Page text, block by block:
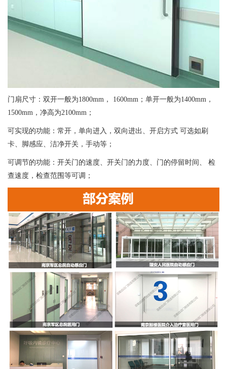
门扇尺寸：双开一般为1800mm， 1600mm；单开一般为1400mm，
1500mm，净高为2100mm；
可实现的功能：常开，单向进入，双向进出、开启方式 可选如刷
卡、脚感应、洁净开关，手动等；
可调节的功能：开关门的速度、开关门的力度、门的停留时间、 检
查速度，检查范围等可调；